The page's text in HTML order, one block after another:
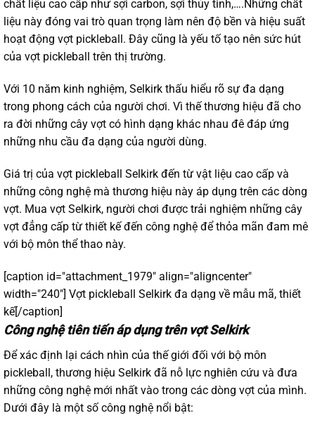
chất liệu cao cấp như sợi carbon, sợi thủy tinh,….Những chất
liệu này đóng vai trò quan trọng làm nên độ bền và hiệu suất
hoạt động vợt pickleball. Đây cũng là yếu tố tạo nên sức hút
của vợt pickleball trên thị trường.
Với 10 năm kinh nghiệm, Selkirk thấu hiểu rõ sự đa dạng
trong phong cách của người chơi. Vì thế thương hiệu đã cho
ra đời những cây vợt có hình dạng khác nhau đê đáp ứng
những nhu cầu đa dạng của người dùng.
Giá trị của vợt pickleball Selkirk đến từ vật liệu cao cấp và
những công nghệ mà thương hiệu này áp dụng trên các dòng
vợt. Mua vợt Selkirk, người chơi được trải nghiệm những cây
vợt đẳng cấp từ thiết kế đến công nghệ để thỏa mãn đam mê
với bộ môn thể thao này.
[caption id="attachment_1979" align="aligncenter"
width="240"] Vợt pickleball Selkirk đa dạng về mẫu mã, thiết
kế[/caption]
Công nghệ tiên tiến áp dụng trên vợt Selkirk
Để xác định lại cách nhìn của thế giới đối với bộ môn
pickleball, thương hiệu Selkirk đã nỗ lực nghiên cứu và đưa
những công nghệ mới nhất vào trong các dòng vợt của mình.
Dưới đây là một số công nghệ nổi bật: